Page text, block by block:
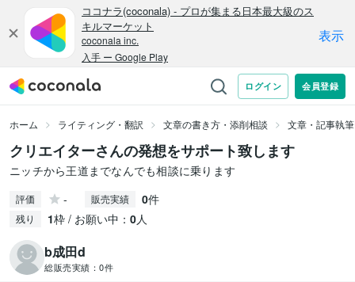
ホーム ライティング・翻訳 文章の書き方・添削相談 文章・記事執
クリエイターさんの発想をサポート致します
ニッチから王道までなんでも相談に乗ります
評価 - 販売実績 0件
残り 1枠 / お願い中： 0人
b成田d
総販売実績： 0件